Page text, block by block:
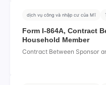
dịch vụ công và nhập cư của Mĩ
Form I-864A, Contract
Household Member
Contract Between Sponsor